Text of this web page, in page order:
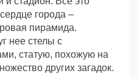
города –
пирамида.
нее стелы с
статую, похожую на
других загадок.